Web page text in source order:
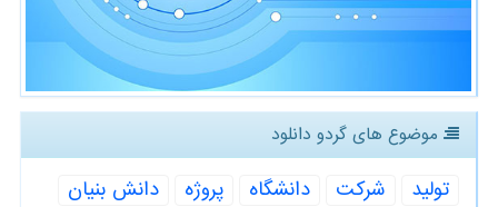
موضوع های گردو دانلود
تولید شركت دانشگاه پروژه
دانش بنیان